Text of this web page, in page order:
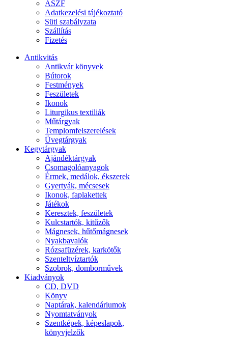
ÁSZF
Adatkezelési tájékoztató
Süti szabályzata
Szállítás
Fizetés
Antikvitás
Antikvár könyvek
Bútorok
Festmények
Feszületek
Ikonok
Liturgikus textiliák
Műtárgyak
Templomfelszerelések
Üvegtárgyak
Kegytárgyak
Ajándéktárgyak
Csomagolóanyagok
Érmek, medálok, ékszerek
Gyertyák, mécsesek
Ikonok, faplakettek
Játékok
Keresztek, feszületek
Kulcstartók, kitűzők
Mágnesek, hűtőmágnesek
Nyakbavalók
Rózsafüzérek, karkötők
Szenteltvíztartók
Szobrok, domborművek
Kiadványok
CD, DVD
Könyv
Naptárak, kalendáriumok
Nyomtatványok
Szentképek, képeslapok,
könyvjelzők